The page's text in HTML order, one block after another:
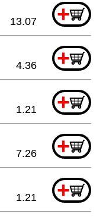
+
13.07
+
4.36
+
1.21
+
7.26
+
1.21